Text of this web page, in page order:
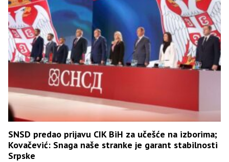
SNSD predao prijavu CIK BiH za učešće na izborima;
Kovačević: Snaga naše stranke je garant stabilnosti
Srpske